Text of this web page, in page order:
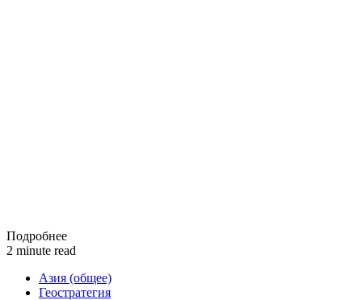
Подробнее
2 minute read
Азия (общее)
Геостратегия